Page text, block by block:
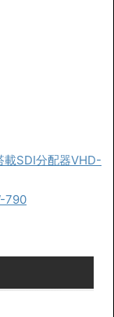
載SDI分配器VHD-
790